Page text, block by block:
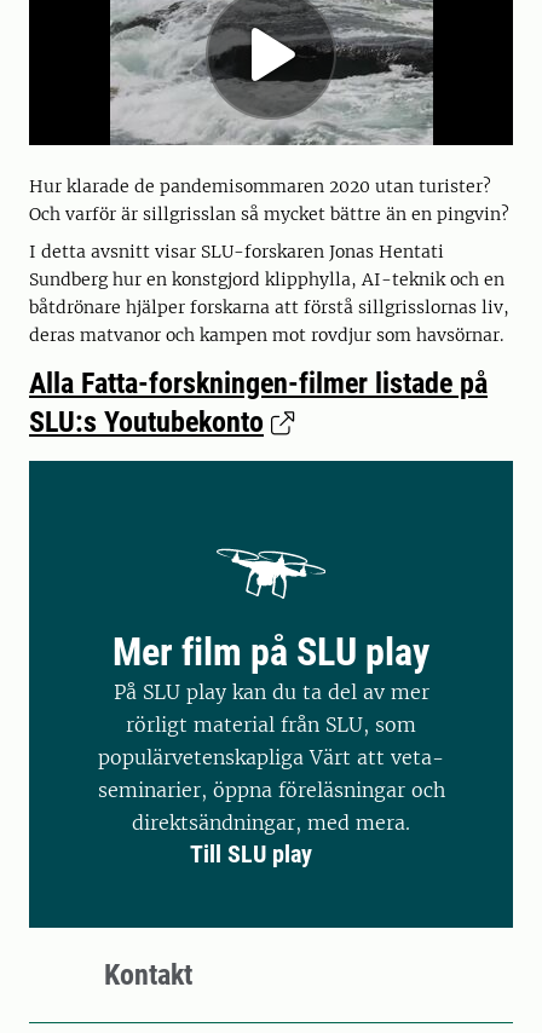
Hur klarade de pandemisommaren 2020 utan turister?
Och varför är sillgrisslan så mycket bättre än en pingvin?
I detta avsnitt visar SLU-forskaren Jonas Hentati
Sundberg hur en konstgjord klipphylla, AI-teknik och en
båtdrönare hjälper forskarna att förstå sillgrisslornas liv,
deras matvanor och kampen mot rovdjur som havsörnar.
Alla Fatta-forskningen-filmer listade på
SLU:s Youtubekonto
Mer film på SLU play
På SLU play kan du ta del av mer
rörligt material från SLU, som
populärvetenskapliga Värt att veta-
seminarier, öppna föreläsningar och
direktsändningar, med mera.
Till SLU play
Kontakt